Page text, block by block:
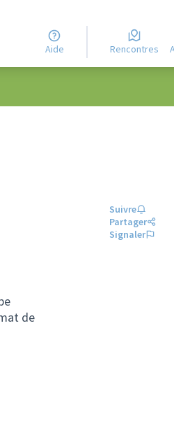
Aide Rencontres
de
Suivre
Partager
Signaler